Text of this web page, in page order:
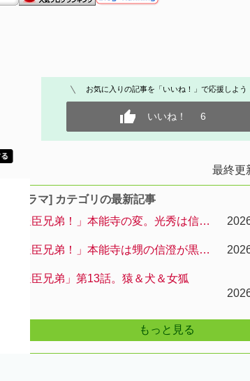
お気に入りの記事を「いいね！」で応援しよう
いいね！ 6
最終更
河ドラマ] カテゴリの最新記事
河「豊臣兄弟！」本能寺の変。光秀は信…
河「豊臣兄弟！」本能寺は甥の信澄が黒…
河「豊臣兄弟」第13話。猿＆犬＆女狐
もっと見る